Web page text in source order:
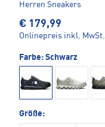
Herren Sneakers
€ 179,99
Onlinepreis inkl. MwSt.
Farbe: Schwarz
Größe: